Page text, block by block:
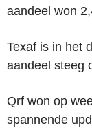
aandeel won
Texaf is in het
aandeel steeg
Qrf won op
spannende